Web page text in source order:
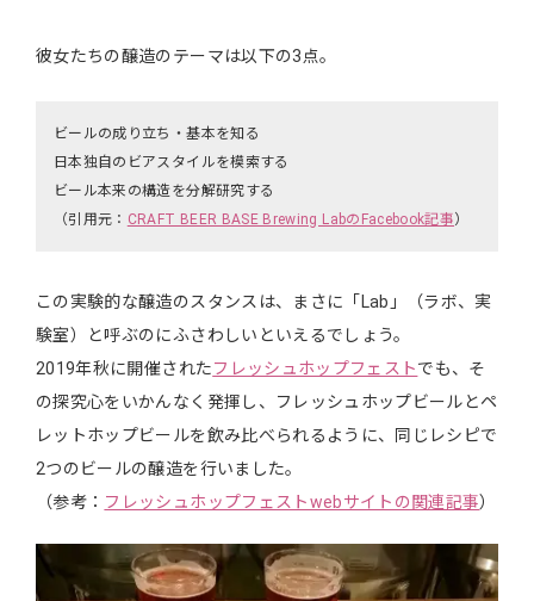
彼女たちの醸造のテーマは以下の3点。
ビールの成り立ち・基本を知る
日本独自のビアスタイルを模索する
ビール本来の構造を分解研究する
（引用元： CRAFT BEER BASE Brewing LabのFacebook記事）
この実験的な醸造のスタンスは、まさに「Lab」（ラボ、実
験室）と呼ぶのにふさわしいといえるでしょう。
2019年秋に開催されたフレッシュホップフェストでも、そ
の探究心をいかんなく発揮し、フレッシュホップビールとペ
レットホップビールを飲み比べられるように、同じレシピで
2つのビールの醸造を行いました。
（参考： フレッシュホップフェストwebサイトの関連記事）